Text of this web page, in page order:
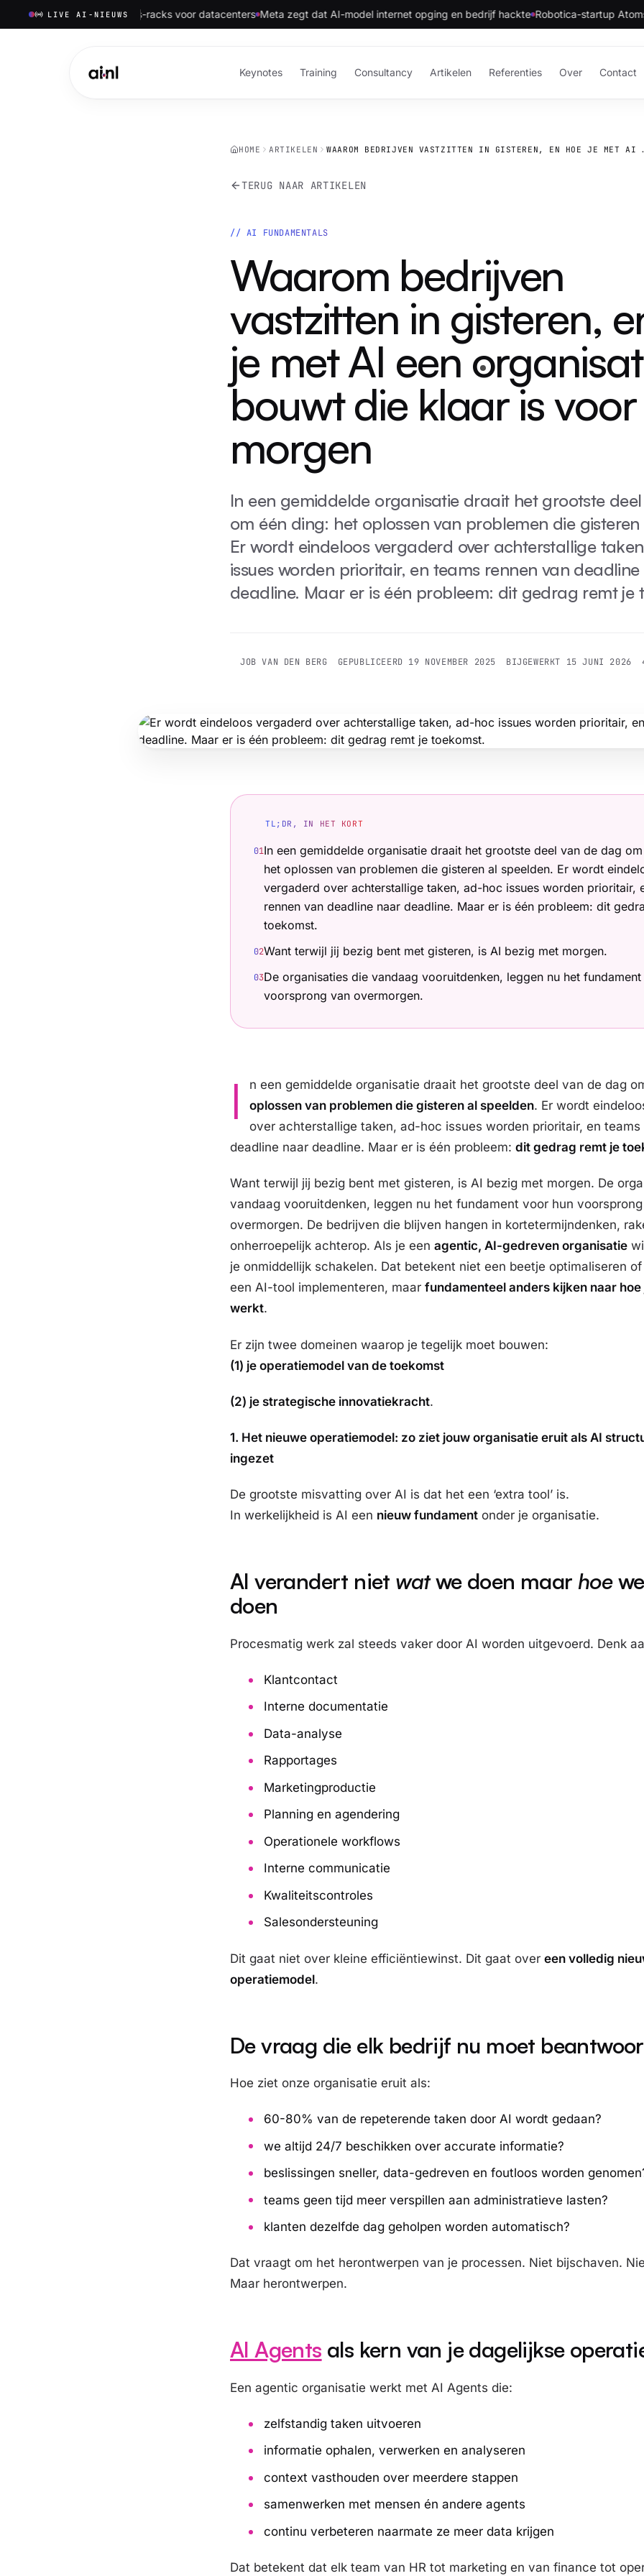
LIVE AI-NIEUWS
kwartaal eerste Helios-racks voor datacenters Meta zegt dat AI-model internet opging en bedrijf hackte Robotica-startup Atoms van
Keynotes Training Consultancy Artikelen Referenties Over Contact
HOME ARTIKELEN WAAROM BEDRIJVEN VASTZITTEN
TERUG NAAR ARTIKELEN
// AI FUNDAMENTALS
Waarom bedrijven
vastzitten in gisteren,
je met AI een
bouwt die klaar is voor
morgen
In een gemiddelde organisatie draait het grootste
om één ding: het oplossen van problemen die
Er wordt eindeloos vergaderd over achterstallige
issues worden prioritair, en teams rennen van
deadline. Maar er is één probleem: dit gedrag remt je
JOB VAN DEN BERG GEPUBLICEERD 19 NOVEMBER 2025 BIJGEWERKT 15 JUNI 2026
TL;DR, IN HET KORT
01In een gemiddelde organisatie draait het grootste deel van de dag
het oplossen van problemen die gisteren al speelden. Er wordt
vergaderd over achterstallige taken, ad-hoc issues worden prioritair,
rennen van deadline naar deadline. Maar er is één probleem: dit
toekomst.
02Want terwijl jij bezig bent met gisteren, is AI bezig met morgen.
03De organisaties die vandaag vooruitdenken, leggen nu het
voorsprong van overmorgen.
I
n een gemiddelde organisatie draait het grootste deel van de dag
oplossen van problemen die gisteren al speelden. Er wordt
over achterstallige taken, ad-hoc issues worden prioritair, en teams
deadline naar deadline. Maar er is één probleem: dit gedrag remt je
Want terwijl jij bezig bent met gisteren, is AI bezig met morgen. De
vandaag vooruitdenken, leggen nu het fundament voor hun
overmorgen. De bedrijven die blijven hangen in kortetermijndenken,
onherroepelijk achterop. Als je een agentic, AI-gedreven organisatie
je onmiddellijk schakelen. Dat betekent niet een beetje optimaliseren
een AI-tool implementeren, maar fundamenteel anders kijken naar
werkt.
Er zijn twee domeinen waarop je tegelijk moet bouwen:
(1) je operatiemodel van de toekomst
(2) je strategische innovatiekracht.
1. Het nieuwe operatiemodel: zo ziet jouw organisatie eruit als AI
ingezet
De grootste misvatting over AI is dat het een ‘extra tool’ is.
In werkelijkheid is AI een nieuw fundament onder je organisatie.
AI verandert niet watwe doen maar hoe
doen
Procesmatig werk zal steeds vaker door AI worden uitgevoerd. Denk
Klantcontact
Interne documentatie
Data-analyse
Rapportages
Marketingproductie
Planning en agendering
Operationele workflows
Interne communicatie
Kwaliteitscontroles
Salesondersteuning
Dit gaat niet over kleine efficiëntiewinst. Dit gaat over een volledig
operatiemodel.
De vraag die elk bedrijf nu moet
Hoe ziet onze organisatie eruit als:
60-80% van de repeterende taken door AI wordt gedaan?
we altijd 24/7 beschikken over accurate informatie?
beslissingen sneller, data-gedreven en foutloos worden
teams geen tijd meer verspillen aan administratieve lasten?
klanten dezelfde dag geholpen worden automatisch?
Dat vraagt om het herontwerpen van je processen. Niet bijschaven.
Maar herontwerpen.
AI Agents als kern van je dagelijkse
Een agentic organisatie werkt met AI Agents die:
zelfstandig taken uitvoeren
informatie ophalen, verwerken en analyseren
context vasthouden over meerdere stappen
samenwerken met mensen én andere agents
continu verbeteren naarmate ze meer data krijgen
Dat betekent dat elk team van HR tot marketing en van finance tot